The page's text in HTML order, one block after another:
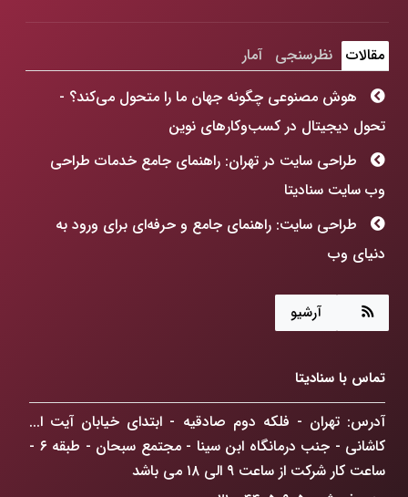
مقالات نظرسنجی
آمار
هوش مصنوعی چگونه جهان ما را متحول می‌کند؟ -
تحول دیجیتال در کسب‌وکارهای نوین
طراحی سایت در تهران: راهنمای جامع خدمات طراحی
وب سایت سنادیتا
طراحی سایت: راهنمای جامع و حرفه‌ای برای ورود به
دنیای وب
طراحی سایت: فراتر از رنگ و فرم، ساخت پنجره‌ای به
کسب‌وکار شما را متحول می‌کند
راهکار افزایش فروش آنلاین در تهران: گذار از حضور
دیجیتال به سلطه بازار
آرشیو
تماس با سنادیتا
آدرس: تهران - فلکه دوم صادقیه - ابتدای خیابان آیت ا...
کاشانی - جنب درمانگاه ابن سینا - مجتمع سبحان - طبقه ۶ -
ساعت کار شرکت از ساعت ۹ الی ۱۸ می باشد